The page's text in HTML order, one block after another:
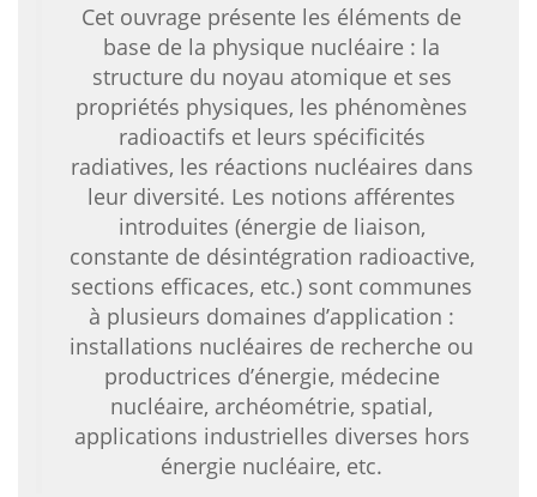
Cet ouvrage présente les éléments de
base de la physique nucléaire : la
structure du noyau atomique et ses
propriétés physiques, les phénomènes
radioactifs et leurs spécificités
radiatives, les réactions nucléaires dans
leur diversité. Les notions afférentes
introduites (énergie de liaison,
constante de désintégration radioactive,
sections efficaces, etc.) sont communes
à plusieurs domaines d’application :
installations nucléaires de recherche ou
productrices d’énergie, médecine
nucléaire, archéométrie, spatial,
applications industrielles diverses hors
énergie nucléaire, etc.